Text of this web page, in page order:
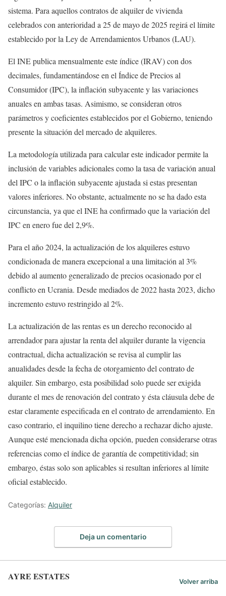
sistema. Para aquellos contratos de alquiler de vivienda
celebrados con anterioridad a 25 de mayo de 2025 regirá el límite
establecido por la Ley de Arrendamientos Urbanos (LAU).
El INE publica mensualmente este índice (IRAV) con dos
decimales, fundamentándose en el Índice de Precios al
Consumidor (IPC), la inflación subyacente y las variaciones
anuales en ambas tasas. Asimismo, se consideran otros
parámetros y coeficientes establecidos por el Gobierno, teniendo
presente la situación del mercado de alquileres.
La metodología utilizada para calcular este indicador permite la
inclusión de variables adicionales como la tasa de variación anual
del IPC o la inflación subyacente ajustada si estas presentan
valores inferiores. No obstante, actualmente no se ha dado esta
circunstancia, ya que el INE ha confirmado que la variación del
IPC en enero fue del 2,9%.
Para el año 2024, la actualización de los alquileres estuvo
condicionada de manera excepcional a una limitación al 3%
debido al aumento generalizado de precios ocasionado por el
conflicto en Ucrania. Desde mediados de 2022 hasta 2023, dicho
incremento estuvo restringido al 2%.
La actualización de las rentas es un derecho reconocido al
arrendador para ajustar la renta del alquiler durante la vigencia
contractual, dicha actualización se revisa al cumplir las
anualidades desde la fecha de otorgamiento del contrato de
alquiler. Sin embargo, esta posibilidad solo puede ser exigida
durante el mes de renovación del contrato y ésta cláusula debe de
estar claramente especificada en el contrato de arrendamiento. En
caso contrario, el inquilino tiene derecho a rechazar dicho ajuste.
Aunque esté mencionada dicha opción, pueden considerarse otras
referencias como el índice de garantía de competitividad; sin
embargo, éstas solo son aplicables si resultan inferiores al límite
oficial establecido.
Categorías: Alquiler
Deja un comentario
AYRE ESTATES Volver arriba